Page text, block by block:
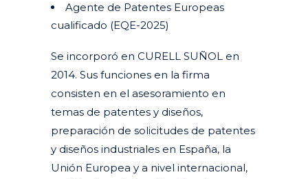
Agente de Patentes Europeas
cualificado (EQE-2025)
Se incorporó en CURELL SUÑOL en
2014. Sus funciones en la firma
consisten en el asesoramiento en
temas de patentes y diseños,
preparación de solicitudes de patentes
y diseños industriales en España, la
Unión Europea y a nivel internacional,